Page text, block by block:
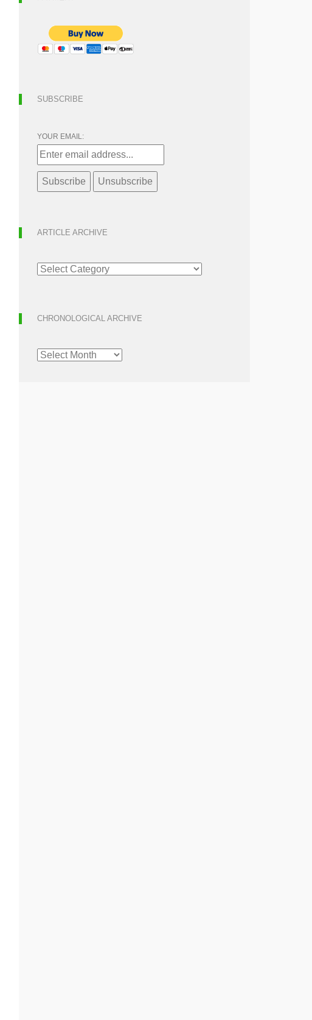
SUBSCRIBE
YOUR EMAIL:
ARTICLE ARCHIVE
ARTICLE
ARCHIVE
CHRONOLOGICAL ARCHIVE
CHRONOLOGICAL
ARCHIVE